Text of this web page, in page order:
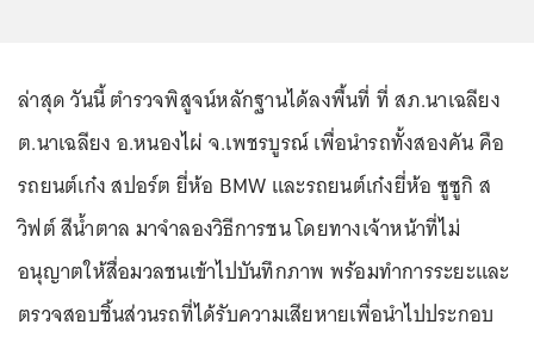
ล่าสุด วันนี้ ตำรวจพิสูจน์หลักฐานได้ลงพื้นที่ ที่ สภ.นาเฉลียง
ต.นาเฉลียง อ.หนองไผ่ จ.เพชรบูรณ์ เพื่อนำรถทั้งสองคัน คือ
รถยนต์เก๋ง สปอร์ต ยี่ห้อ BMW และรถยนต์เก๋งยี่ห้อ ซูซูกิ ส
วิฟต์ สีน้ำตาล มาจำลองวิธีการชน โดยทางเจ้าหน้าที่ไม่
อนุญาตให้สื่อมวลชนเข้าไปบันทึกภาพ พร้อมทำการระยะและ
ตรวจสอบชิ้นส่วนรถที่ได้รับความเสียหายเพื่อนำไปประกอบ